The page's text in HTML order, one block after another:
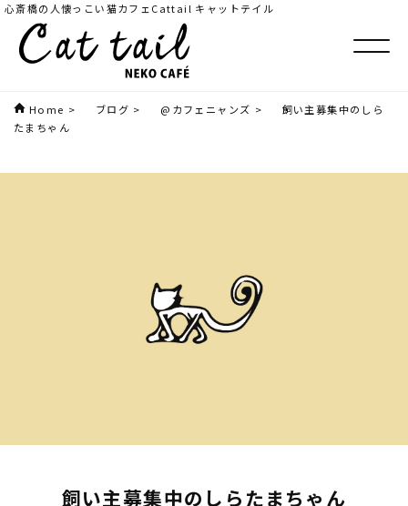
心斎橋の人懐っこい猫カフェCattail キャットテイル
Home > ブログ > @カフェニャンズ >
飼い主募集中のしら
たまちゃん
飼い主募集中のしらたまちゃん